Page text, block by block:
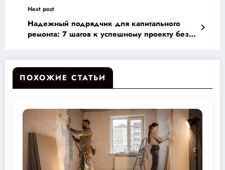
Next post
Надежный подрядчик для капитального
ремонта: 7 шагов к успешному проекту без
ПОХОЖИЕ СТАТЬИ